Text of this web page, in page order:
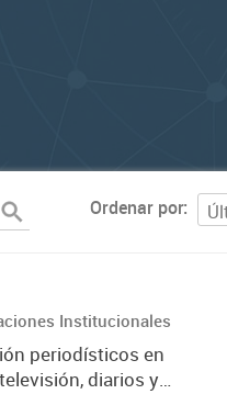
Ordenar por
Institucionales
periodísticos en
diarios y